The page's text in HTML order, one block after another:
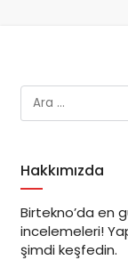
Hakkımızda
Birtekno’da en
incelemeleri!
şimdi keşfedin.